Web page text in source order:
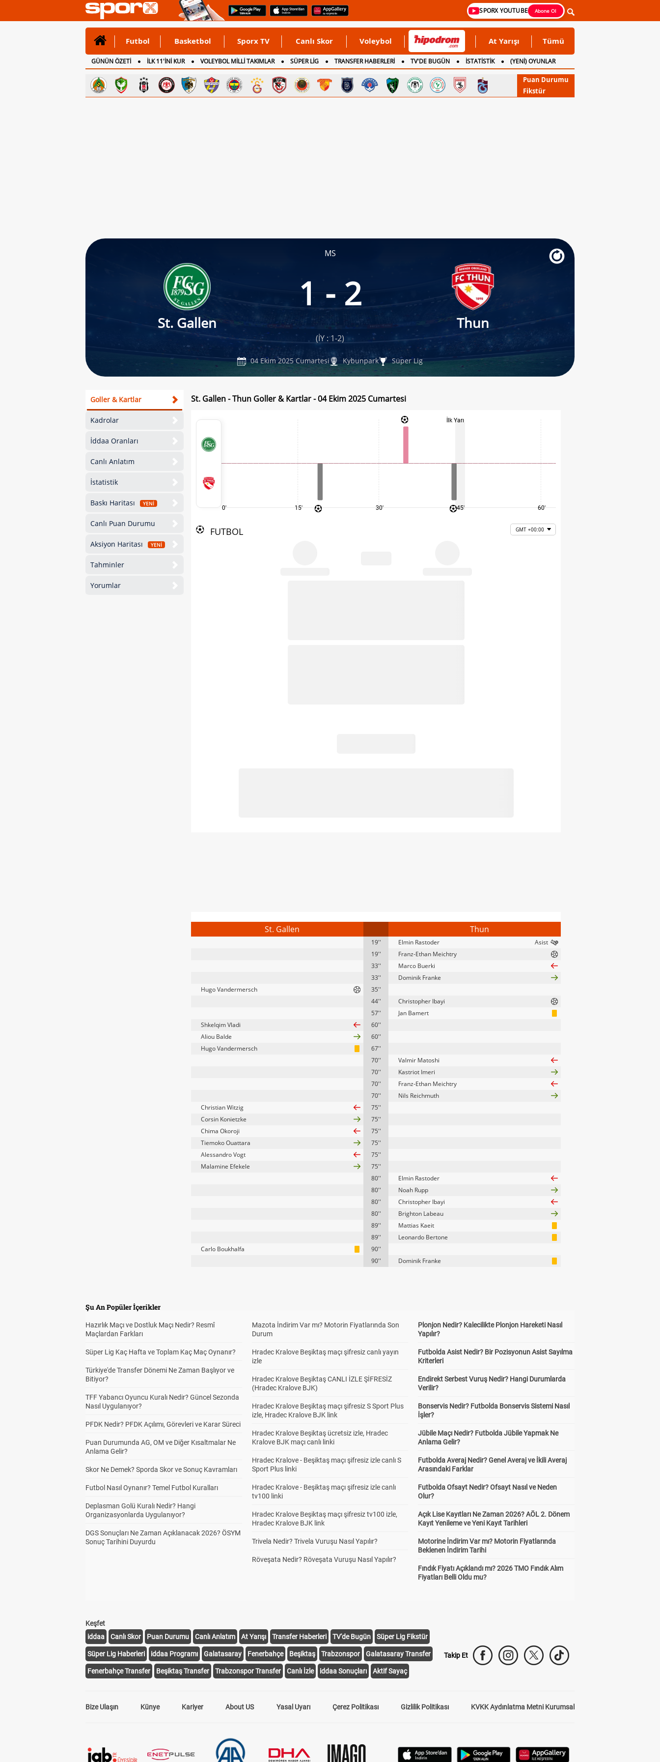
SPORX YOUTUBE Abone Ol
Futbol Basketbol Sporx TV Canlı Skor Voleybol At Yarışı Tümü
GÜNÜN ÖZETİ İLK 11'İNİ KUR VOLEYBOL MİLLİ TAKIMLAR SÜPER LİG TRANSFER HABERLERİ TV'DE BUGÜN İSTATİSTİK
(YENİ) OYUNLAR
CANLI ANLATIM
İNGİLTERE
Puan Durumu
Fikstür
MS
St. Gallen
1 - 2
Thun
(İY : 1-2)
04 Ekim 2025 Cumartesi Kybunpark Süper Lig
Goller & Kartlar
Kadrolar
İddaa Oranları
Canlı Anlatım
İstatistik
Baskı Haritası YENİ
Canlı Puan Durumu
Aksiyon Haritası YENİ
Tahminler
Yorumlar
St. Gallen - Thun Goller & Kartlar - 04 Ekim 2025 Cumartesi
0' 15' 30'
İlk Yarı
45' 60'
FUTBOL GMT +00:00
St. Gallen Thun
19''
Elmin Rastoder
19''
Franz-Ethan Meichtry
33''
Marco Buerki
33''
Dominik Franke
Hugo Vandermersch
35''
44''
Christopher Ibayi
57''
Jan Bamert
Shkelqim Vladi
60''
Aliou Balde
60''
Hugo Vandermersch
67''
70''
Valmir Matoshi
70''
Kastriot Imeri
70''
Franz-Ethan Meichtry
70''
Nils Reichmuth
Christian Witzig
75''
Corsin Konietzke
75''
Chima Okoroji
75''
Tiemoko Ouattara
75''
Alessandro Vogt
75''
Malamine Efekele
75''
80''
Elmin Rastoder
80''
Noah Rupp
80''
Christopher Ibayi
80''
Brighton Labeau
89''
Mattias Kaeit
89''
Leonardo Bertone
Carlo Boukhalfa
90''
90''
Dominik Franke
Şu An Popüler İçerikler
Hazırlık Maçı ve Dostluk Maçı Nedir? Resmî
Maçlardan Farkları
Süper Lig Kaç Hafta ve Toplam Kaç Maç Oynanır?
Türkiye'de Transfer Dönemi Ne Zaman Başlıyor ve
Bitiyor?
TFF Yabancı Oyuncu Kuralı Nedir? Güncel Sezonda
Nasıl Uygulanıyor?
PFDK Nedir? PFDK Açılımı, Görevleri ve Karar Süreci
Puan Durumunda AG, OM ve Diğer Kısaltmalar Ne
Anlama Gelir?
Skor Ne Demek? Sporda Skor ve Sonuç Kavramları
Futbol Nasıl Oynanır? Temel Futbol Kuralları
Deplasman Golü Kuralı Nedir? Hangi
Organizasyonlarda Uygulanıyor?
DGS Sonuçları Ne Zaman Açıklanacak 2026? ÖSYM
Sonuç Tarihini Duyurdu
Mazota İndirim Var mı? Motorin Fiyatlarında Son
Durum
Hradec Kralove Beşiktaş maçı şifresiz canlı yayın
izle
Hradec Kralove Beşiktaş CANLI İZLE ŞİFRESİZ
(Hradec Kralove BJK)
Hradec Kralove Beşiktaş maçı şifresiz S Sport Plus
izle, Hradec Kralove BJK link
Hradec Kralove Beşiktaş ücretsiz izle, Hradec
Kralove BJK maçı canlı linki
Hradec Kralove - Beşiktaş maçı şifresiz izle canlı S
Sport Plus linki
Hradec Kralove - Beşiktaş maçı şifresiz izle canlı
tv100 linki
Hradec Kralove Beşiktaş maçı şifresiz tv100 izle,
Hradec Kralove BJK link
Trivela Nedir? Trivela Vuruşu Nasıl Yapılır?
Röveşata Nedir? Röveşata Vuruşu Nasıl Yapılır?
Plonjon Nedir? Kalecilikte Plonjon Hareketi Nasıl
Yapılır?
Futbolda Asist Nedir? Bir Pozisyonun Asist Sayılma
Kriterleri
Endirekt Serbest Vuruş Nedir? Hangi Durumlarda
Verilir?
Bonservis Nedir? Futbolda Bonservis Sistemi Nasıl
İşler?
Jübile Maçı Nedir? Futbolda Jübile Yapmak Ne
Anlama Gelir?
Futbolda Averaj Nedir? Genel Averaj ve İkili Averaj
Arasındaki Farklar
Futbolda Ofsayt Nedir? Ofsayt Nasıl ve Neden
Olur?
Açık Lise Kayıtları Ne Zaman 2026? AÖL 2. Dönem
Kayıt Yenileme ve Yeni Kayıt Tarihleri
Motorine İndirim Var mı? Motorin Fiyatlarında
Beklenen İndirim Tarihi
Fındık Fiyatı Açıklandı mı? 2026 TMO Fındık Alım
Fiyatları Belli Oldu mu?
Keşfet
iddaa
Canlı Skor Puan Durumu Canlı Anlatım At Yarışı Transfer Haberleri TV'de Bugün Süper Lig Fikstür
Süper Lig Haberleri iddaa Programı Galatasaray Fenerbahçe Beşiktaş Trabzonspor Galatasaray Transfer
Fenerbahçe Transfer Beşiktaş Transfer Trabzonspor Transfer Canlı İzle iddaa Sonuçları Aktif Sayaç
Takip Et
Bize Ulaşın Künye Kariyer About US Yasal Uyarı Çerez Politikası Gizlilik Politikası KVKK Aydınlatma Metni Kurumsal